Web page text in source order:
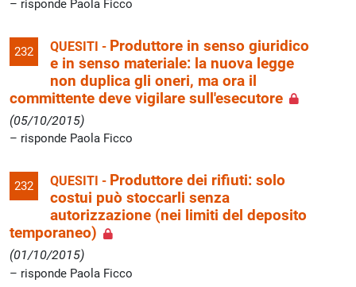
risponde Paola Ficco
232 QUESITI - Produttore in senso giuridico
e in senso materiale: la nuova legge
non duplica gli oneri, ma ora il
committente deve vigilare sull'esecutore
(05/10/2015)
risponde Paola Ficco
232 QUESITI - Produttore dei rifiuti: solo
costui può stoccarli senza
autorizzazione (nei limiti del deposito
temporaneo)
(01/10/2015)
risponde Paola Ficco